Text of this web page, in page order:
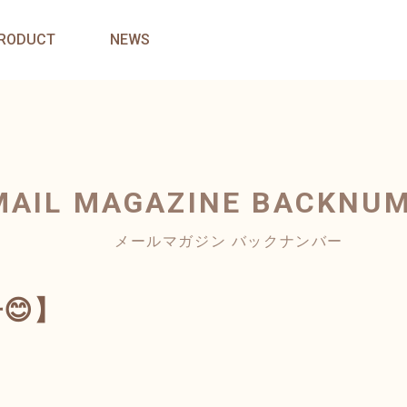
NEWS
MAGAZINE
メールマガジン バックナンバー
】